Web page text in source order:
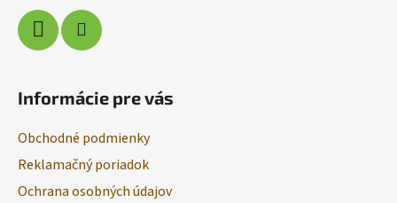
Informácie pre vás
Obchodné podmienky
Reklamačný poriadok
Ochrana osobných údajov